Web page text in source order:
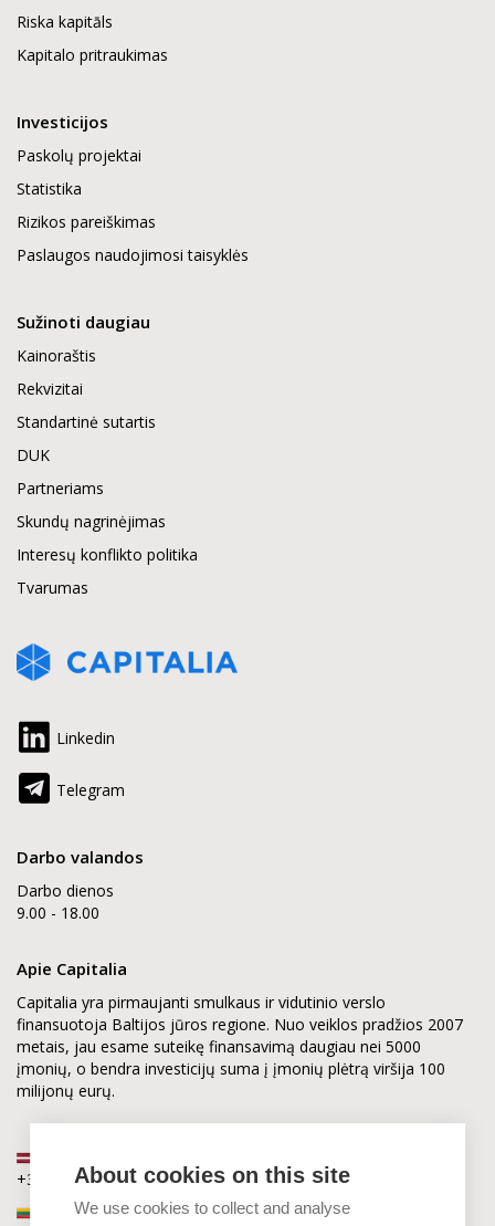
About cookies on this site
We use cookies to collect and analyse
Riska kapitāls
Kapitalo pritraukimas
Investicijos
Paskolų projektai
Statistika
Rizikos pareiškimas
Paslaugos naudojimosi taisyklės
Sužinoti daugiau
Kainoraštis
Rekvizitai
Standartinė sutartis
DUK
Partneriams
Skundų nagrinėjimas
Interesų konflikto politika
Tvarumas
Linkedin
Telegram
Darbo valandos
Darbo dienos
9.00 - 18.00
Apie Capitalia
Capitalia yra pirmaujanti smulkaus ir vidutinio verslo
finansuotoja Baltijos jūros regione. Nuo veiklos pradžios 2007
metais, jau esame suteikę finansavimą daugiau nei 5000
įmonių, o bendra investicijų suma į įmonių plėtrą viršija 100
milijonų eurų.
+371 2880 0880
Lietuva